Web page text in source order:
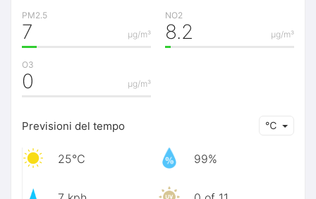
PM2.5
μg/m³
7
NO2
μg/m³
8.2
O3
μg/m³
0
Previsioni del tempo ℃
25℃ 99%